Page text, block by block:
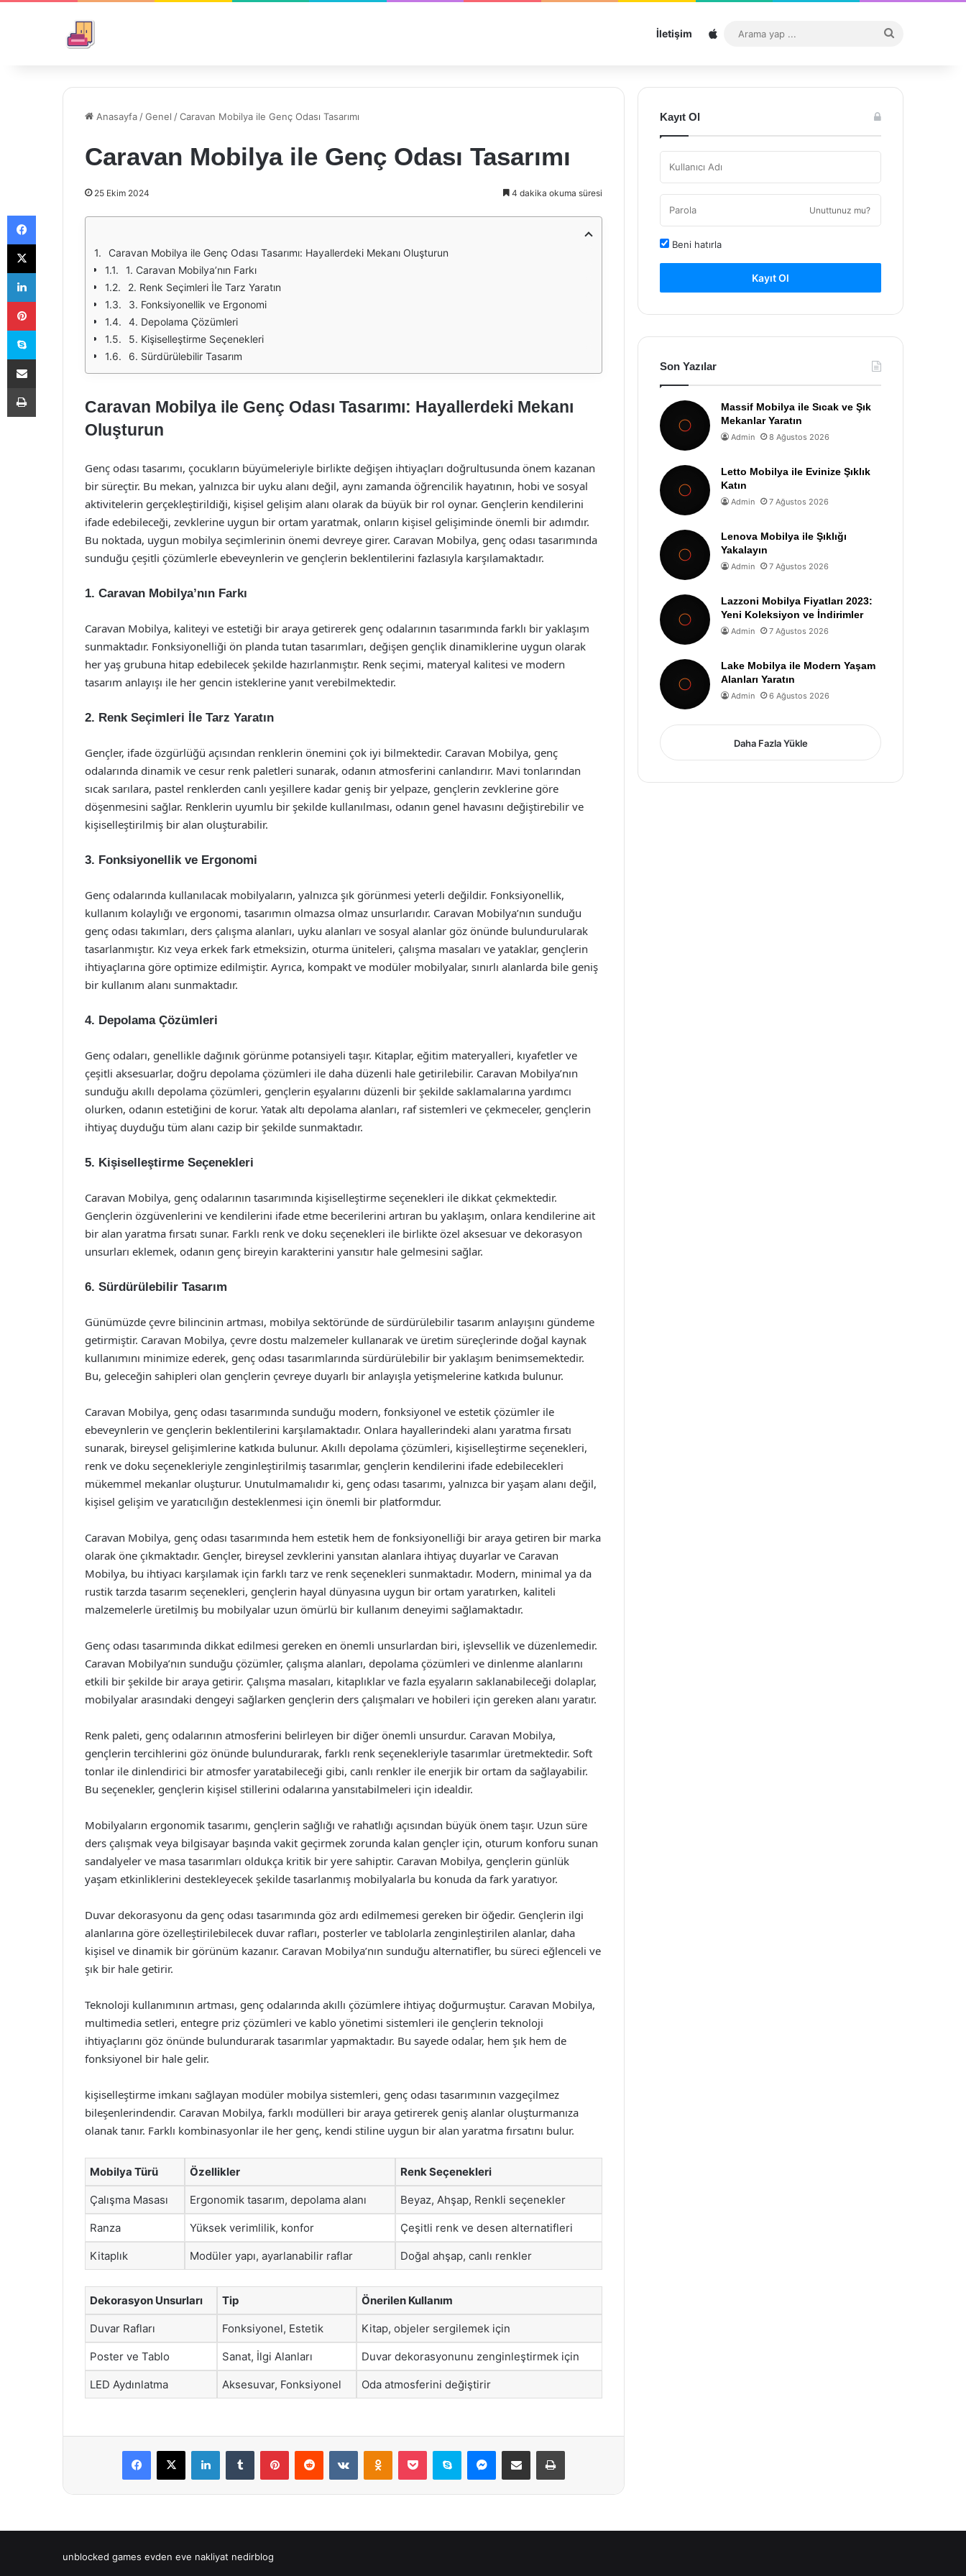
İletişim Sitemap
...
Anasayfa /Genel /Caravan Mobilya ile Genç Odası Tasarımı
Caravan Mobilya ile Genç Odası Tasarımı
25 Ekim 2024 4 dakika okuma süresi
Caravan Mobilya ile Genç Odası Tasarımı: Hayallerdeki Mekanı Oluşturun
1. Caravan Mobilya’nın Farkı
2. Renk Seçimleri İle Tarz Yaratın
3. Fonksiyonellik ve Ergonomi
4. Depolama Çözümleri
5. Kişiselleştirme Seçenekleri
6. Sürdürülebilir Tasarım
Caravan Mobilya ile Genç Odası Tasarımı: Hayallerdeki Mekanı
Oluşturun
Genç odası tasarımı, çocukların büyümeleriyle birlikte değişen ihtiyaçları doğrultusunda önem kazanan
bir süreçtir. Bu mekan, yalnızca bir uyku alanı değil, aynı zamanda öğrencilik hayatının, hobi ve sosyal
aktivitelerin gerçekleştirildiği, kişisel gelişim alanı olarak da büyük bir rol oynar. Gençlerin kendilerini
ifade edebileceği, zevklerine uygun bir ortam yaratmak, onların kişisel gelişiminde önemli bir adımdır.
Bu noktada, uygun mobilya seçimlerinin önemi devreye girer. Caravan Mobilya, genç odası tasarımında
sunduğu çeşitli çözümlerle ebeveynlerin ve gençlerin beklentilerini fazlasıyla karşılamaktadır.
1. Caravan Mobilya’nın Farkı
Caravan Mobilya, kaliteyi ve estetiği bir araya getirerek genç odalarının tasarımında farklı bir yaklaşım
sunmaktadır. Fonksiyonelliği ön planda tutan tasarımları, değişen gençlik dinamiklerine uygun olarak
her yaş grubuna hitap edebilecek şekilde hazırlanmıştır. Renk seçimi, materyal kalitesi ve modern
tasarım anlayışı ile her gencin isteklerine yanıt verebilmektedir.
2. Renk Seçimleri İle Tarz Yaratın
Gençler, ifade özgürlüğü açısından renklerin önemini çok iyi bilmektedir. Caravan Mobilya, genç
odalarında dinamik ve cesur renk paletleri sunarak, odanın atmosferini canlandırır. Mavi tonlarından
sıcak sarılara, pastel renklerden canlı yeşillere kadar geniş bir yelpaze, gençlerin zevklerine göre
döşenmesini sağlar. Renklerin uyumlu bir şekilde kullanılması, odanın genel havasını değiştirebilir ve
kişiselleştirilmiş bir alan oluşturabilir.
3. Fonksiyonellik ve Ergonomi
Genç odalarında kullanılacak mobilyaların, yalnızca şık görünmesi yeterli değildir. Fonksiyonellik,
kullanım kolaylığı ve ergonomi, tasarımın olmazsa olmaz unsurlarıdır. Caravan Mobilya’nın sunduğu
genç odası takımları, ders çalışma alanları, uyku alanları ve sosyal alanlar göz önünde bulundurularak
tasarlanmıştır. Kız veya erkek fark etmeksizin, oturma üniteleri, çalışma masaları ve yataklar, gençlerin
ihtiyaçlarına göre optimize edilmiştir. Ayrıca, kompakt ve modüler mobilyalar, sınırlı alanlarda bile geniş
bir kullanım alanı sunmaktadır.
4. Depolama Çözümleri
Genç odaları, genellikle dağınık görünme potansiyeli taşır. Kitaplar, eğitim materyalleri, kıyafetler ve
çeşitli aksesuarlar, doğru depolama çözümleri ile daha düzenli hale getirilebilir. Caravan Mobilya’nın
sunduğu akıllı depolama çözümleri, gençlerin eşyalarını düzenli bir şekilde saklamalarına yardımcı
olurken, odanın estetiğini de korur. Yatak altı depolama alanları, raf sistemleri ve çekmeceler, gençlerin
ihtiyaç duyduğu tüm alanı cazip bir şekilde sunmaktadır.
5. Kişiselleştirme Seçenekleri
Caravan Mobilya, genç odalarının tasarımında kişiselleştirme seçenekleri ile dikkat çekmektedir.
Gençlerin özgüvenlerini ve kendilerini ifade etme becerilerini artıran bu yaklaşım, onlara kendilerine ait
bir alan yaratma fırsatı sunar. Farklı renk ve doku seçenekleri ile birlikte özel aksesuar ve dekorasyon
unsurları eklemek, odanın genç bireyin karakterini yansıtır hale gelmesini sağlar.
6. Sürdürülebilir Tasarım
Günümüzde çevre bilincinin artması, mobilya sektöründe de sürdürülebilir tasarım anlayışını gündeme
getirmiştir. Caravan Mobilya, çevre dostu malzemeler kullanarak ve üretim süreçlerinde doğal kaynak
kullanımını minimize ederek, genç odası tasarımlarında sürdürülebilir bir yaklaşım benimsemektedir.
Bu, geleceğin sahipleri olan gençlerin çevreye duyarlı bir anlayışla yetişmelerine katkıda bulunur.
Caravan Mobilya, genç odası tasarımında sunduğu modern, fonksiyonel ve estetik çözümler ile
ebeveynlerin ve gençlerin beklentilerini karşılamaktadır. Onlara hayallerindeki alanı yaratma fırsatı
sunarak, bireysel gelişimlerine katkıda bulunur. Akıllı depolama çözümleri, kişiselleştirme seçenekleri,
renk ve doku seçenekleriyle zenginleştirilmiş tasarımlar, gençlerin kendilerini ifade edebilecekleri
mükemmel mekanlar oluşturur. Unutulmamalıdır ki, genç odası tasarımı, yalnızca bir yaşam alanı değil,
kişisel gelişim ve yaratıcılığın desteklenmesi için önemli bir platformdur.
Caravan Mobilya, genç odası tasarımında hem estetik hem de fonksiyonelliği bir araya getiren bir marka
olarak öne çıkmaktadır. Gençler, bireysel zevklerini yansıtan alanlara ihtiyaç duyarlar ve Caravan
Mobilya, bu ihtiyacı karşılamak için farklı tarz ve renk seçenekleri sunmaktadır. Modern, minimal ya da
rustik tarzda tasarım seçenekleri, gençlerin hayal dünyasına uygun bir ortam yaratırken, kaliteli
malzemelerle üretilmiş bu mobilyalar uzun ömürlü bir kullanım deneyimi sağlamaktadır.
Genç odası tasarımında dikkat edilmesi gereken en önemli unsurlardan biri, işlevsellik ve düzenlemedir.
Caravan Mobilya’nın sunduğu çözümler, çalışma alanları, depolama çözümleri ve dinlenme alanlarını
etkili bir şekilde bir araya getirir. Çalışma masaları, kitaplıklar ve fazla eşyaların saklanabileceği dolaplar,
mobilyalar arasındaki dengeyi sağlarken gençlerin ders çalışmaları ve hobileri için gereken alanı yaratır.
Renk paleti, genç odalarının atmosferini belirleyen bir diğer önemli unsurdur. Caravan Mobilya,
gençlerin tercihlerini göz önünde bulundurarak, farklı renk seçenekleriyle tasarımlar üretmektedir. Soft
tonlar ile dinlendirici bir atmosfer yaratabileceği gibi, canlı renkler ile enerjik bir ortam da sağlayabilir.
Bu seçenekler, gençlerin kişisel stillerini odalarına yansıtabilmeleri için idealdir.
Mobilyaların ergonomik tasarımı, gençlerin sağlığı ve rahatlığı açısından büyük önem taşır. Uzun süre
ders çalışmak veya bilgisayar başında vakit geçirmek zorunda kalan gençler için, oturum konforu sunan
sandalyeler ve masa tasarımları oldukça kritik bir yere sahiptir. Caravan Mobilya, gençlerin günlük
yaşam etkinliklerini destekleyecek şekilde tasarlanmış mobilyalarla bu konuda da fark yaratıyor.
Duvar dekorasyonu da genç odası tasarımında göz ardı edilmemesi gereken bir öğedir. Gençlerin ilgi
alanlarına göre özelleştirilebilecek duvar rafları, posterler ve tablolarla zenginleştirilen alanlar, daha
kişisel ve dinamik bir görünüm kazanır. Caravan Mobilya’nın sunduğu alternatifler, bu süreci eğlenceli ve
şık bir hale getirir.
Teknoloji kullanımının artması, genç odalarında akıllı çözümlere ihtiyaç doğurmuştur. Caravan Mobilya,
multimedia setleri, entegre priz çözümleri ve kablo yönetimi sistemleri ile gençlerin teknoloji
ihtiyaçlarını göz önünde bulundurarak tasarımlar yapmaktadır. Bu sayede odalar, hem şık hem de
fonksiyonel bir hale gelir.
kişiselleştirme imkanı sağlayan modüler mobilya sistemleri, genç odası tasarımının vazgeçilmez
bileşenlerindendir. Caravan Mobilya, farklı modülleri bir araya getirerek geniş alanlar oluşturmanıza
olanak tanır. Farklı kombinasyonlar ile her genç, kendi stiline uygun bir alan yaratma fırsatını bulur.
Mobilya Türü Özellikler Renk Seçenekleri
Çalışma Masası Ergonomik tasarım, depolama alanı Beyaz, Ahşap, Renkli seçenekler
Ranza Yüksek verimlilik, konfor Çeşitli renk ve desen alternatifleri
Kitaplık Modüler yapı, ayarlanabilir raflar Doğal ahşap, canlı renkler
Dekorasyon Unsurları Tip Önerilen Kullanım
Duvar Rafları Fonksiyonel, Estetik Kitap, objeler sergilemek için
Poster ve Tablo Sanat, İlgi Alanları Duvar dekorasyonunu zenginleştirmek için
LED Aydınlatma Aksesuvar, Fonksiyonel Oda atmosferini değiştirir
Facebook
X LinkedInTumblr PinterestReddit VKontakteOdnoklassniki
Pocket Skype Messenger
E-Posta ile paylaş Yazdır
Kayıt Ol
Unuttunuz mu?
Beni hatırla
Kayıt Ol
Son Yazılar
Massif Mobilya ile Sıcak ve Şık
Mekanlar Yaratın
Admin 8 Ağustos 2026
Letto Mobilya ile Evinize Şıklık
Katın
Admin 7 Ağustos 2026
Lenova Mobilya ile Şıklığı
Yakalayın
Admin 7 Ağustos 2026
Lazzoni Mobilya Fiyatları 2023:
Yeni Koleksiyon ve İndirimler
Admin 7 Ağustos 2026
Lake Mobilya ile Modern Yaşam
Alanları Yaratın
Admin 6 Ağustos 2026
Daha Fazla Yükle
unblocked games evden eve nakliyat nedirblog
Facebook
X
LinkedIn
Pinterest
Skype
E-Posta ile paylaş